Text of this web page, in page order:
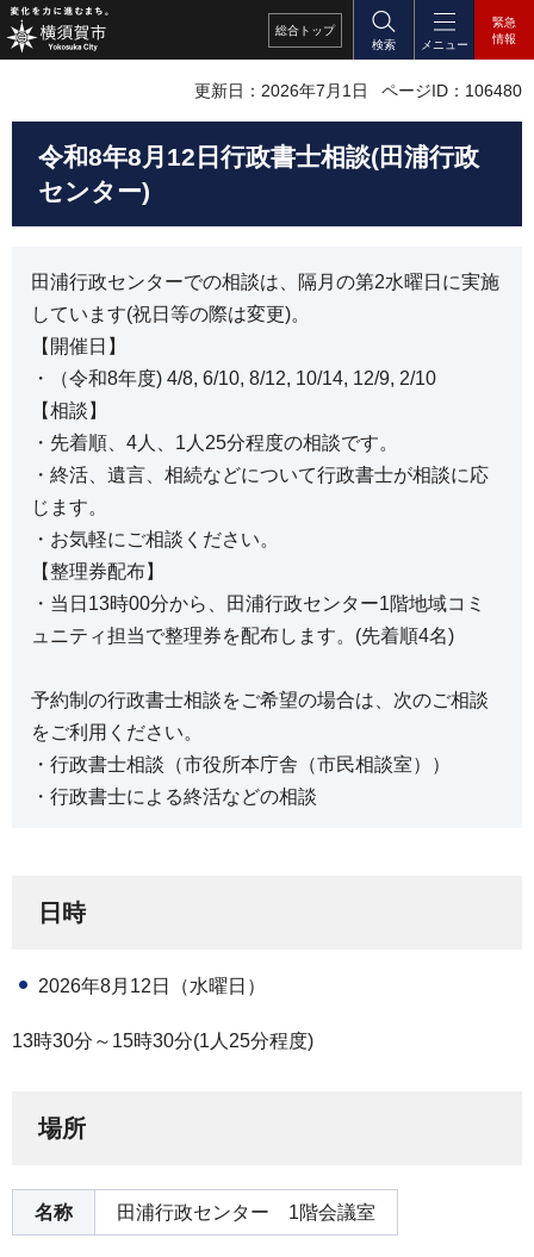
総合 トップ
検索
メニュー
緊急
情報
更新日：2026年7月1日 ページID：106480
令和8年8月12日行政書士相談(田浦行政
センター)
田浦行政センターでの相談は、隔月の第2水曜日に実施
しています(祝日等の際は変更)。
【開催日】
・（令和8年度) 4/8, 6/10, 8/12, 10/14, 12/9, 2/10
【相談】
・先着順、4人、1人25分程度の相談です。
・終活、遺言、相続などについて行政書士が相談に応
じます。
・お気軽にご相談ください。
【整理券配布】
・当日13時00分から、田浦行政センター1階地域コミ
ュニティ担当で整理券を配布します。(先着順4名)
予約制の行政書士相談をご希望の場合は、次のご相談
をご利用ください。
・行政書士相談（市役所本庁舎（市民相談室））
・行政書士による終活などの相談
日時
2026年8月12日（水曜日）
13時30分～15時30分(1人25分程度)
場所
名称 田浦行政センター 1階会議室